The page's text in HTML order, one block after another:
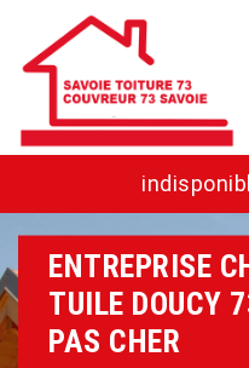
ENTREPRISE
TUILE DOUCY
PAS CHER